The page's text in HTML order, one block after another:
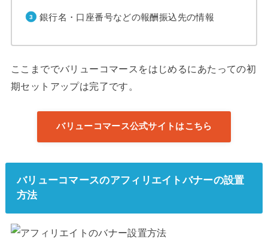
銀行名・口座番号などの報酬振込先の情報
ここまででバリューコマースをはじめるにあたっての初
期セットアップは完了です。
バリューコマース公式サイトはこちら
バリューコマースのアフィリエイトバナーの設置
方法